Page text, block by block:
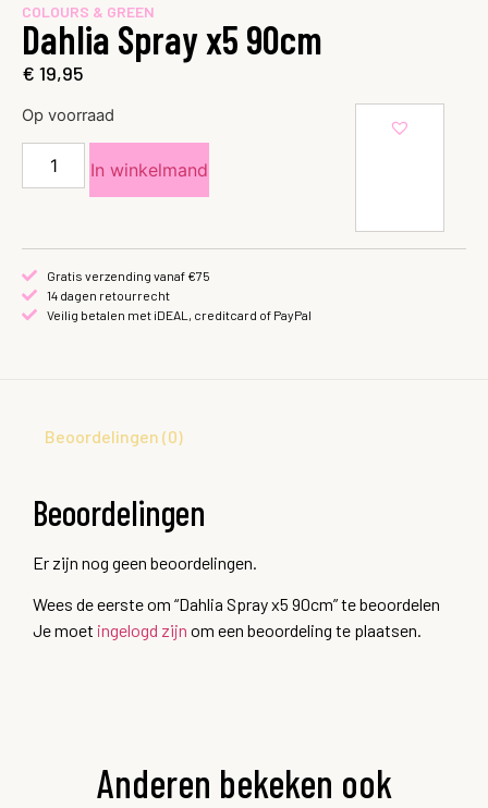
COLOURS & GREEN
Dahlia Spray x5 90cm
€ 19,95
Op voorraad
In winkelmand
Gratis verzending vanaf €75
14 dagen retourrecht
Veilig betalen met iDEAL, creditcard of PayPal
Beoordelingen (0)
Beoordelingen
Er zijn nog geen beoordelingen.
Wees de eerste om “Dahlia Spray x5 90cm” te beoordelen
Je moet ingelogd zijn om een beoordeling te plaatsen.
Anderen bekeken ook